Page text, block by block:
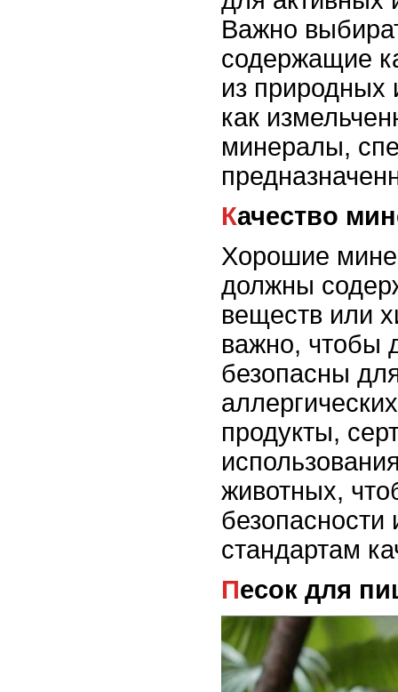
Важно
содержащие
из природных
как
минералы,
Качество
Хорошие
должны
веществ или
важно, чтобы
безопасны
продукты,
животных,
безопасности
стандартам
Песок для